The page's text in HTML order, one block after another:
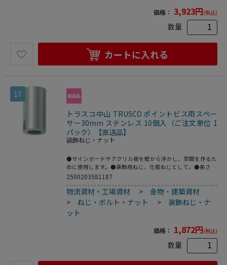
価格： 3,923円(税込)
数量
カートに入れる
17
トラスコ中山 TRUSCO ポイントビス用スペー
サー30mm ステンレス 10個入（ご注文単位 1
パック）【直送品】
装飾ねじ・ナット
●サインボードやアクリル板を壁から浮かし、空間を作るた
めに使用します。●装飾用ねじ、化粧ねじとして。●長さ
(mm)：30●仕上げ：生地●本体素材：ステンレス(生地)●
ニッケルメッキ
2500203581187
物流資材・工場資材 >金物・建築資材
> ねじ・ボルト・ナット > 装飾ねじ・ナ
ット
価格： 1,872円(税込)
数量